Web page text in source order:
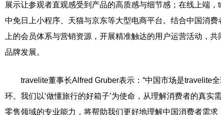
展示让参观者直观感受到产品的高质感与细节感；在线上端
中免日上小程序、天猫与京东等大型电商平台。结合中国消
上的会员体系与营销资源，开展精准触达的用户运营活动，
品牌发展。
travelite董事长Alfred Gruber表示：“中国市场是travelite
环。我们以‘做懂旅行的好箱子’为使命，从理解消费者的真实
零售领域的专业能力，将帮助我们更好地理解中国消费者需